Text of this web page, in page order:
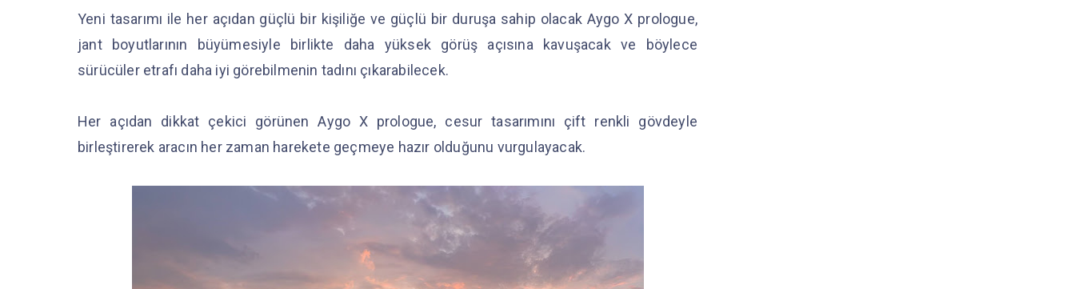
Yeni tasarımı ile her açıdan güçlü bir kişiliğe ve güçlü bir duruşa sahip olacak Aygo X prologue,
jant boyutlarının büyümesiyle birlikte daha yüksek görüş açısına kavuşacak ve böylece
sürücüler etrafı daha iyi görebilmenin tadını çıkarabilecek.
Her açıdan dikkat çekici görünen Aygo X prologue, cesur tasarımını çift renkli gövdeyle
birleştirerek aracın her zaman harekete geçmeye hazır olduğunu vurgulayacak.